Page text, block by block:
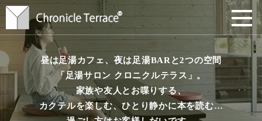
昼は足湯カフェ、夜は足湯BARと2つの空間
「足湯サロン クロニクルテラス」。
家族や友人とお喋りする、
カクテルを楽しむ、ひとり静かに本を読む…